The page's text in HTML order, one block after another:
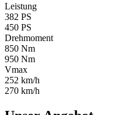
Leistung
382 PS
450 PS
Drehmoment
850 Nm
950 Nm
Vmax
252 km/h
270 km/h